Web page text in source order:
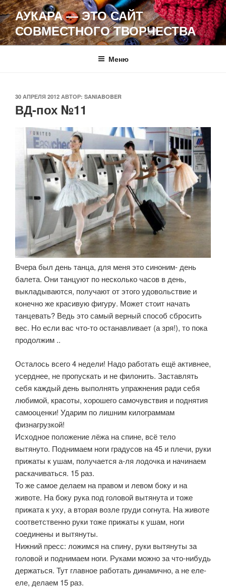
Перейти
к
содержимому
АУКАРА — ЭТО САЙТ
СОВМЕСТНОГО ТВОРЧЕСТВА
Меню
ОПУБЛИКОВАНО
30 АПРЕЛЯ 2012 АВТОР: SANIABOBER
ВД-пох №11
Вчера был день танца, для меня это синоним- день
балета. Они танцуют по несколько часов в день,
выкладываются, получают от этого удовольствие и
конечно же красивую фигуру. Может стоит начать
танцевать? Ведь это самый верный способ сбросить
вес. Но если вас что-то останавливает (а зря!), то пока
продолжим ..
Осталось всего 4 недели! Надо работать ещё активнее,
усерднее, не пропускать и не филонить. Заставлять
себя каждый день выполнять упражнения ради себя
любимой, красоты, хорошего самочувствия и поднятия
самооценки! Ударим по лишним килограммам
физнагрузкой!
Исходное положение лёжа на спине, всё тело
вытянуто. Поднимаем ноги градусов на 45 и плечи, руки
прижаты к ушам, получается а-ля лодочка и начинаем
раскачиваться. 15 раз.
То же самое делаем на правом и левом боку и на
животе. На боку рука под головой вытянута и тоже
прижата к уху, а вторая возле груди согнута. На животе
соответственно руки тоже прижаты к ушам, ноги
соединены и вытянуты.
Нижний пресс: ложимся на спину, руки вытянуты за
головой и поднимаем ноги. Руками можно за что-нибудь
держаться. Тут главное работать динамично, а не еле-
еле, делаем 15 раз.